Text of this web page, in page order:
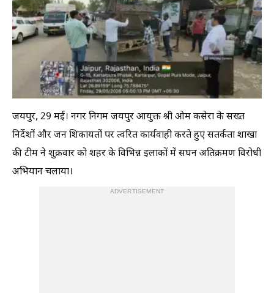
जयपुर, 29 मई। नगर निगम जयपुर आयुक्त श्री ओम कसेरा के सख्त
निर्देशों और जन शिकायतों पर त्वरित कार्यवाही करते हुए सतर्कता शाखा
की टीम ने शुक्रवार को शहर के विभिन्न इलाकों में सघन अतिक्रमण विरोधी
अभियान चलाया।
ADVERTISEMENT